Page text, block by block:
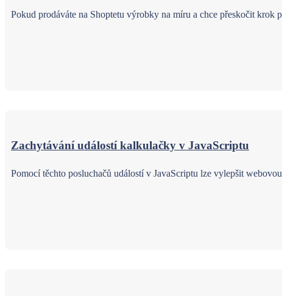
Pokud prodáváte na Shoptetu výrobky na míru a chce přeskočit krok
Zachytávání událostí kalkulačky v JavaScriptu
Pomocí těchto posluchačů událostí v JavaScriptu lze vylepšit